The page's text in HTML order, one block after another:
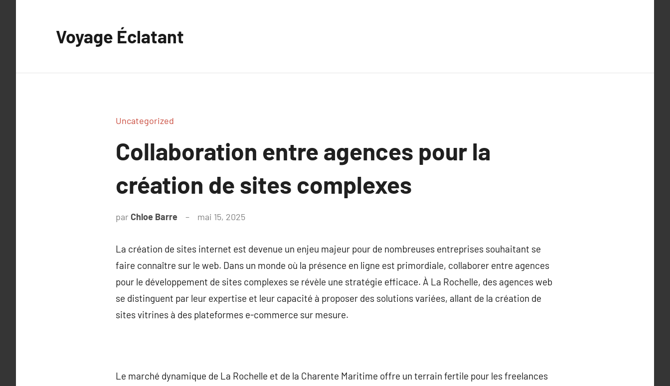
Voyage Éclatant
Uncategorized
Collaboration entre agences pour la
création de sites complexes
par Chloe Barre mai 15, 2025
La création de sites internet est devenue un enjeu majeur pour de nombreuses entreprises souhaitant se
faire connaître sur le web. Dans un monde où la présence en ligne est primordiale, collaborer entre agences
pour le développement de sites complexes se révèle une stratégie efficace. À La Rochelle, des agences web
se distinguent par leur expertise et leur capacité à proposer des solutions variées, allant de la création de
sites vitrines à des plateformes e-commerce sur mesure.
Le marché dynamique de La Rochelle et de la Charente Maritime offre un terrain fertile pour les freelances